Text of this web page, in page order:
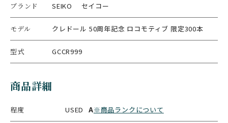
ブランド SEIKO セイコー
モデル クレドール 50周年記念 ロコモティブ 限定300本
型式 GCCR999
商品詳細
程度 USED A※商品ランクについて